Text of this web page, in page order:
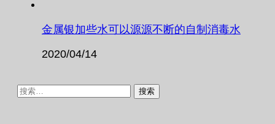
金属银加些水可以源源不断的自制消毒水
2020/04/14
搜